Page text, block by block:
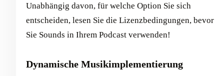
Unabhängig davon, für welche Option Sie sich
entscheiden, lesen Sie die Lizenzbedingungen, bevor
Sie Sounds in Ihrem Podcast verwenden!
Dynamische Musikimplementierung